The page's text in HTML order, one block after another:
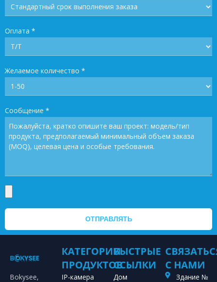
Оплата *
Желаемое количество *
Сообщение *
ОТПРАВЛЯТЬ
Bokysee,
КАТЕГОРИИ
ПРОДУКТОВ
IP-камера
БЫСТРЫЕ
ССЫЛКИ
Дом
С НАМИ
Здание №